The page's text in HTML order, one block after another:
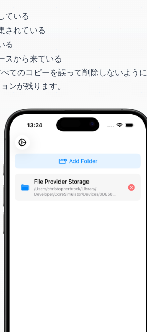
ている
されている
る
スから来ている
てのコピーを誤って削除しないよう
ンが残ります。